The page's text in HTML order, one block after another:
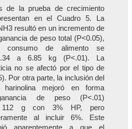
de la prueba de crecimiento
en el Cuadro 5. La
resultó en un incremento de
de peso total (P<0.05),
consumo de alimento se
a 6.85 kg (P<.01). La
no se afectó por el tipo de
Por otra parte, la inclusión del
mejoró en forma
de peso (P<.01)
112 g con 3% HP, pero
al incluir 6%. Este
aparentemente a que el